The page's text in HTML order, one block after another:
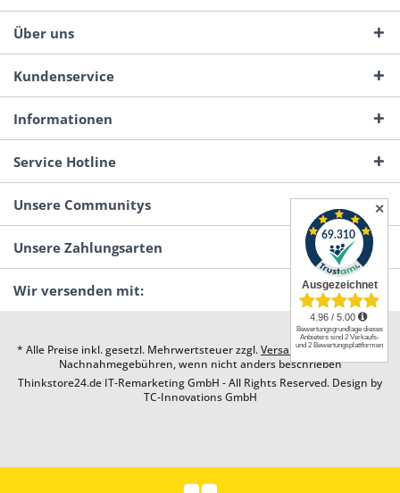
Über uns
Kundenservice
Informationen
Service Hotline
Unsere Communitys
Unsere Zahlungsarten
Wir versenden mit:
* Alle Preise inkl. gesetzl. Mehrwertsteuer zzgl.Versandkostenund ggf.
Nachnahmegebühren, wenn nicht anders beschrieben
Thinkstore24.de IT-Remarketing GmbH - All Rights Reserved. Design by
TC-Innovations GmbH
✕